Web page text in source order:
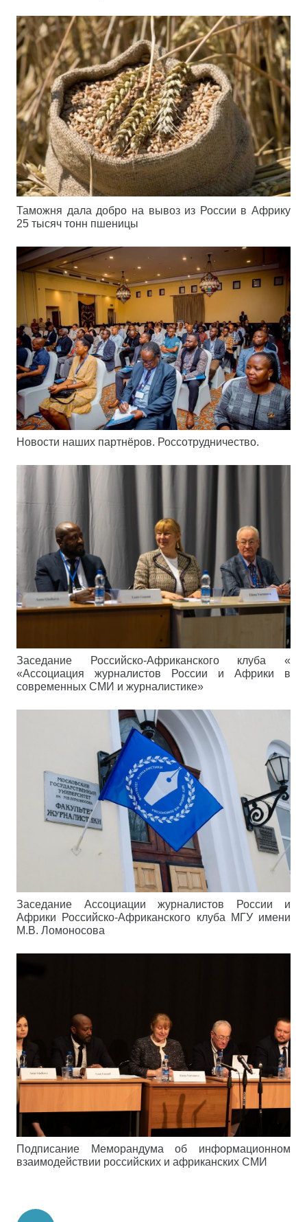
Таможня дала добро на вывоз из России в Африку
25 тысяч тонн пшеницы
Новости наших партнёров. Россотрудничество.
Заседание Российско-Африканского клуба «
«Ассоциация журналистов России и Африки в
современных СМИ и журналистике»
Заседание Ассоциации журналистов России и
Африки Российско-Африканского клуба МГУ имени
М.В. Ломоносова
Подписание Меморандума об информационном
взаимодействии российских и африканских СМИ